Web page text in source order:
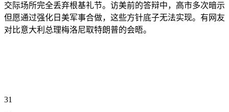
交际场所完全丢弃根基礼节。访美前的答辩中，高市多次暗示
但愿通过强化日美军事合做，这些方针底子无法实现。有网友
对比意大利总理梅洛尼取特朗普的会晤。
31